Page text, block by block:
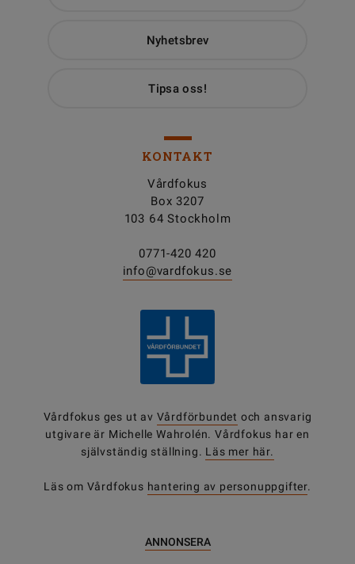
Nyhetsbrev
Tipsa oss!
KONTAKT
Vårdfokus
Box 3207
103 64 Stockholm
0771-420 420
info@vardfokus.se
Vårdfokus ges ut av Vårdförbundet och ansvarig
utgivare är Michelle Wahrolén. Vårdfokus har en
självständig ställning. Läs mer här.
Läs om Vårdfokus hantering av personuppgifter.
ANNONSERA